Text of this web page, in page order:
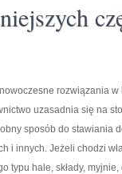
rozwiązania
uzasadnia się na
sposób do stawiania
i innych. Jeżeli chodzi
typu hale, składy,